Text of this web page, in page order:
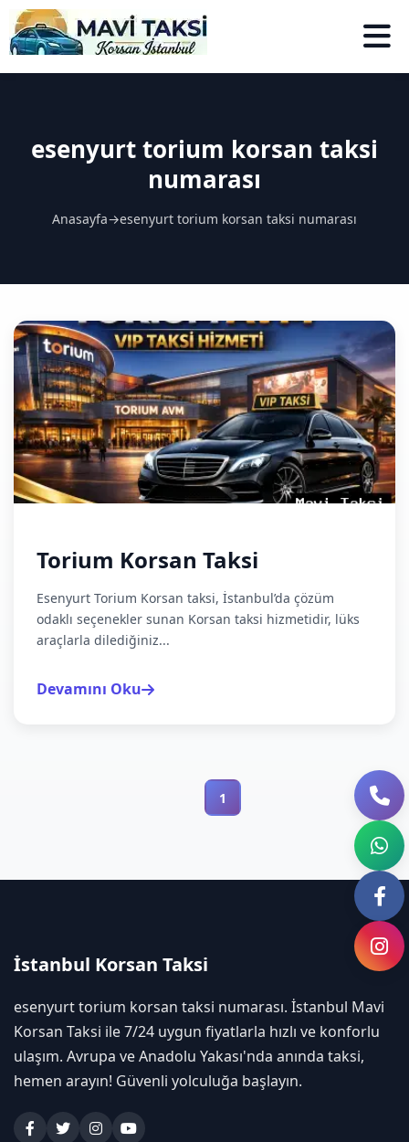
esenyurt torium korsan taksi
numarası
Anasayfa→esenyurt torium korsan taksi numarası
Torium Korsan Taksi
Esenyurt Torium Korsan taksi, İstanbul’da çözüm
odaklı seçenekler sunan Korsan taksi hizmetidir, lüks
araçlarla dilediğiniz...
Devamını Oku
1
İstanbul Korsan Taksi
esenyurt torium korsan taksi numarası. İstanbul Mavi
Korsan Taksi ile 7/24 uygun fiyatlarla hızlı ve konforlu
ulaşım. Avrupa ve Anadolu Yakası'nda anında taksi,
hemen arayın! Güvenli yolculuğa başlayın.